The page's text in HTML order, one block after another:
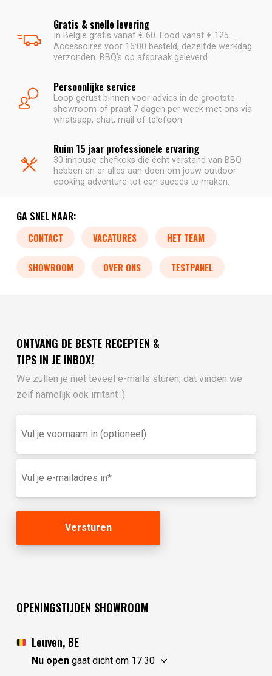
Gratis & snelle levering
In België gratis vanaf € 60. Food vanaf € 125.
Accessoires voor 16:00 besteld, dezelfde werkdag
verzonden. BBQ's op afspraak geleverd.
Persoonlijke service
Loop gerust binnen voor advies in de grootste
showroom of praat 7 dagen per week met ons via
whatsapp, chat, mail of telefoon.
Ruim 15 jaar professionele ervaring
30 inhouse chefkoks die écht verstand van BBQ
hebben en er alles aan doen om jouw outdoor
cooking adventure tot een succes te maken.
GA SNEL NAAR:
CONTACT VACATURES HET TEAM
SHOWROOM OVER ONS TESTPANEL
ONTVANG DE BESTE RECEPTEN &
TIPS IN JE INBOX!
We zullen je niet teveel e-mails sturen, dat vinden we
zelf namelijk ook irritant :)
je
in
(optioneel)
mailadres
OPENINGSTIJDEN SHOWROOM
Leuven, BE
Nu opengaat dicht om 17:30